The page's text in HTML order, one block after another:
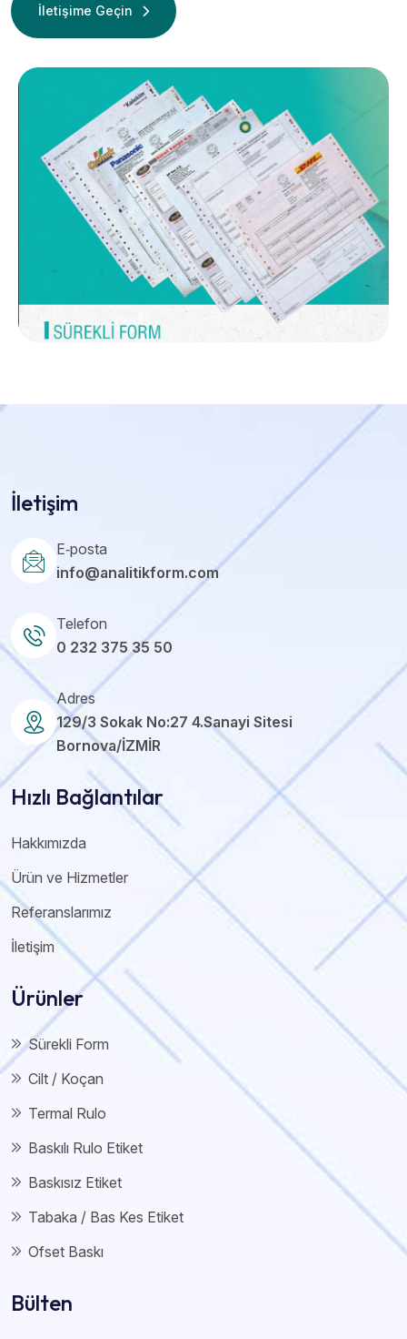
İletişime Geçin
İletişim
E‑posta
info@analitikform.com
Telefon
0 232 375 35 50
Adres
129/3 Sokak No:27 4.Sanayi Sitesi
Bornova/İZMİR
Hızlı Bağlantılar
Hakkımızda
Ürün ve Hizmetler
Referanslarımız
İletişim
Ürünler
Sürekli Form
Cilt / Koçan
Termal Rulo
Baskılı Rulo Etiket
Baskısız Etiket
Tabaka / Bas Kes Etiket
Ofset Baskı
Bülten